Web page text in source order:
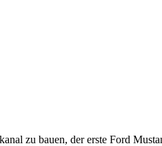
zu bauen, der erste Ford